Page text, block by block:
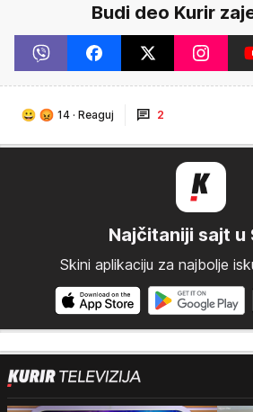
Budi deo Kurir
14 · Reaguj 2
Najčitaniji sajt u
Skini aplikaciju za najbolje